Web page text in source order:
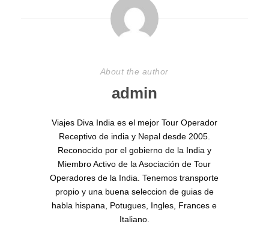
About the author
admin
Viajes Diva India es el mejor Tour Operador
Receptivo de india y Nepal desde 2005.
Reconocido por el gobierno de la India y
Miembro Activo de la Asociación de Tour
Operadores de la India. Tenemos transporte
propio y una buena seleccion de guias de
habla hispana, Potugues, Ingles, Frances e
Italiano.